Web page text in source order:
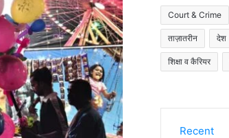
Court & Crime
ताज़ातरीन देश
शिक्षा व कैरियर
Recent